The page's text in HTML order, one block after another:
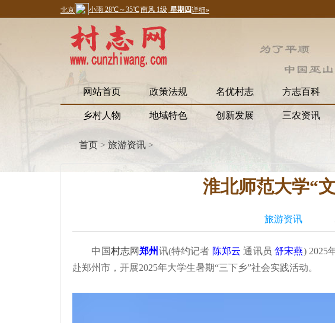
网站首页 政策法规 名优村志 方志百科
乡村人物 地域特色 创新发展 三农资讯
首页 > 旅游资讯 >
淮北师范大学“
旅游资讯
中国村志网郑州 讯(特约记者 陈郑云 通讯员舒宋燕) 2025
赴郑州市，开展2025年大学生暑期“三下乡”社会实践活动。